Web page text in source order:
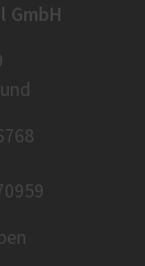
GmbH